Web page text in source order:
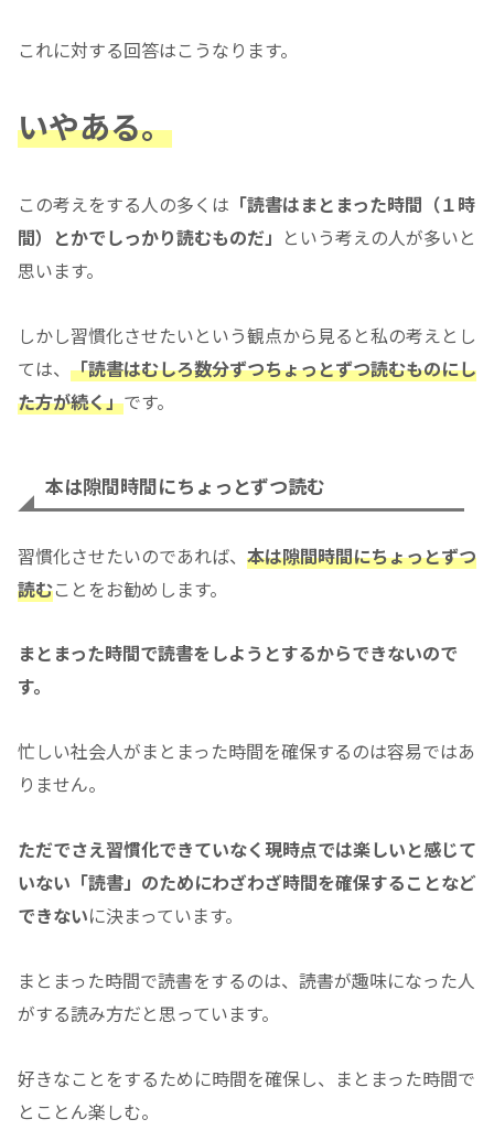
これに対する回答はこうなります。
いやある。
この考えをする人の多くは 「読書はまとまった時間（１時
間）とかでしっかり読むものだ」 という考えの人が多いと
思います。
しかし習慣化させたいという観点から見ると私の考えとし
ては、 「読書はむしろ数分ずつちょっとずつ読むものにし
た方が続く」です。
本は隙間時間にちょっとずつ読む
習慣化させたいのであれば、 本は隙間時間にちょっとずつ
読むことをお勧めします。
まとまった時間で読書をしようとするからできないので
す。
忙しい社会人がまとまった時間を確保するのは容易ではあ
りません。
ただでさえ習慣化できていなく現時点では楽しいと感じて
いない「読書」のためにわざわざ時間を確保することなど
できないに決まっています。
まとまった時間で読書をするのは、読書が趣味になった人
がする読み方だと思っています。
好きなことをするために時間を確保し、まとまった時間で
とことん楽しむ。